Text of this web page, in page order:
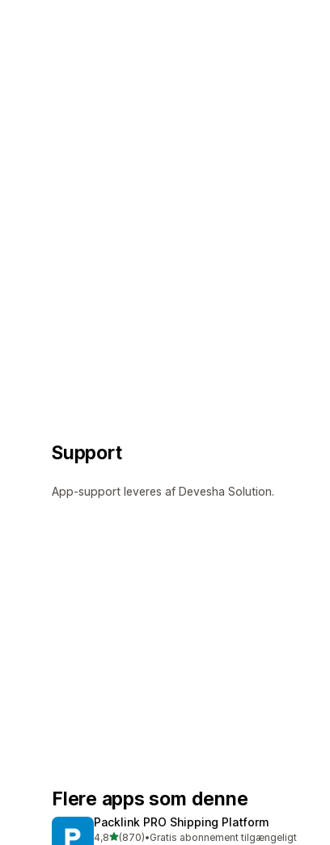
Support
App-support leveres af Devesha Solution.
Flere apps som denne
Packlink PRO Shipping Platform
4,8ud af 5 stjerner
(870)•Gratis abonnement tilgængeligt